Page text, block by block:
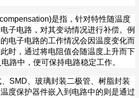
是指，针对特性随温度
子电路，对其变动情况进行补偿。例
电子电路的工作情况会因温度变化而
时，通过将电阻值会随温度上升而下
路中，便可保持电路稳定工作。
SMD 、玻璃封装二极管、树脂封装
度保护器件嵌入到电路中的则是通过